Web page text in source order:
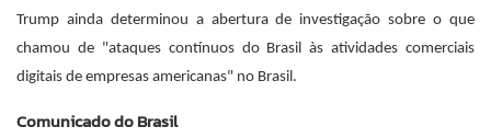
Trump ainda determinou a abertura de investigação sobre o que
chamou de "ataques contínuos do Brasil às atividades comerciais
digitais de empresas americanas" no Brasil.
Comunicado do Brasil